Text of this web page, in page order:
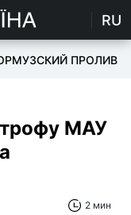
RU
ПРОЛИВ
МАУ
2 мин